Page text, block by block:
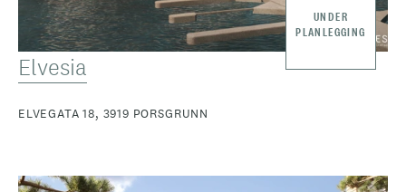
Elvesia
ELVEGATA 18, 3919 PORSGRUNN
UNDER
PLANLEGGING